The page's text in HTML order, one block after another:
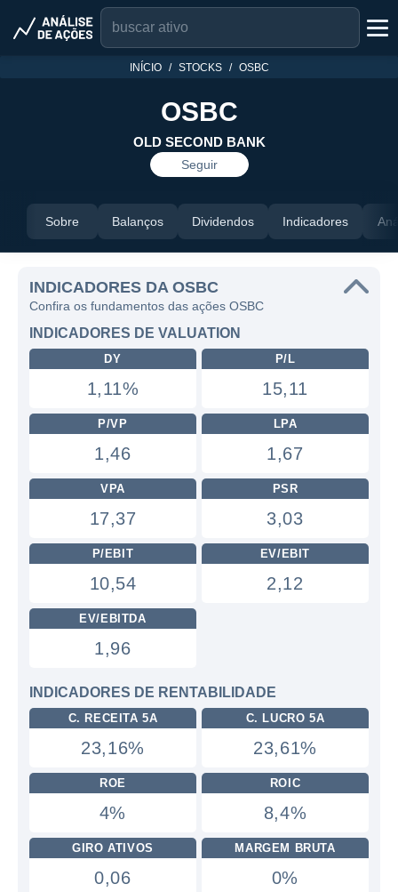
INÍCIO STOCKS OSBC
OSBC
OLD SECOND BANK
Seguir
Sobre Balanços Dividendos Indicadores
INDICADORES DA OSBC
Confira os fundamentos das ações OSBC
INDICADORES DE VALUATION
DY
1,11%
P/L
15,11
P/VP
1,46
LPA
1,67
VPA
17,37
PSR
3,03
P/EBIT
10,54
EV/EBIT
2,12
EV/EBITDA
1,96
INDICADORES DE RENTABILIDADE
C. RECEITA 5A
23,16%
C. LUCRO 5A
23,61%
ROE
4%
ROIC
8,4%
GIRO ATIVOS
0,06
MARGEM BRUTA
0%